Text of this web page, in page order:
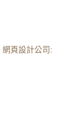
網頁設計公司: